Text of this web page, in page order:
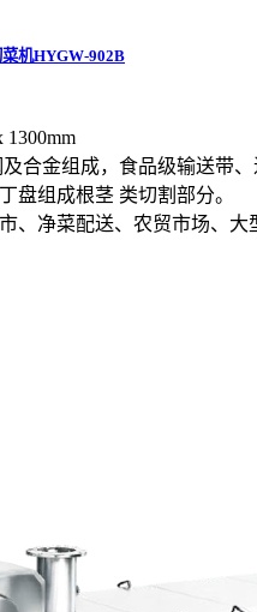
机HYGW-902B
1300mm
及合金组成，食品级输送带
盘组成根茎 类切割部分。
、净菜配送、农贸市场、大